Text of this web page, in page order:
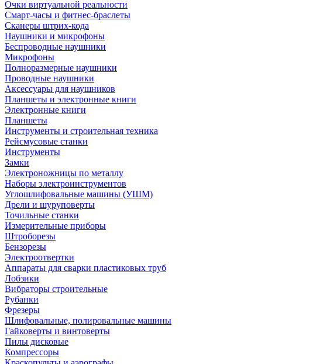
Очки виртуальной реальности
Смарт-часы и фитнес-браслеты
Сканеры штрих-кода
Наушники и микрофоны
Беспроводные наушники
Микрофоны
Полноразмерные наушники
Проводные наушники
Аксессуары для наушников
Планшеты и электронные книги
Электронные книги
Планшеты
Инструменты и строительная техника
Рейсмусовые станки
Инструменты
Замки
Электроножницы по металлу
Наборы электроинструментов
Углошлифовальные машины (УШМ)
Дрели и шуруповерты
Точильные станки
Измерительные приборы
Штроборезы
Бензорезы
Электроотвертки
Аппараты для сварки пластиковых труб
Лобзики
Вибраторы строительные
Рубанки
Фрезеры
Шлифовальные, полировальные машины
Гайковерты и винтоверты
Пилы дисковые
Компрессоры